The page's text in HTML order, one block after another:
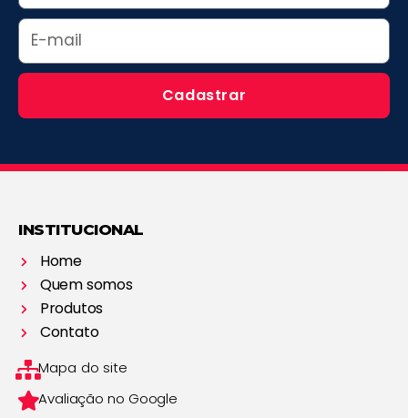
Email
Cadastrar
INSTITUCIONAL
Home
Quem somos
Produtos
Contato
Mapa do site
Avaliação no Google